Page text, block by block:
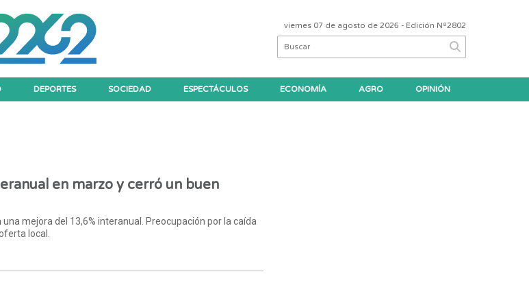
viernes 07 de agosto de 2026 - Edición Nº2802
DEPORTES SOCIEDAD ESPECTÁCULOS ECONOMÍA AGRO OPINIÓN
en marzo y cerró un buen
mejora del 13,6% interanual. Preocupación por la caída
local.